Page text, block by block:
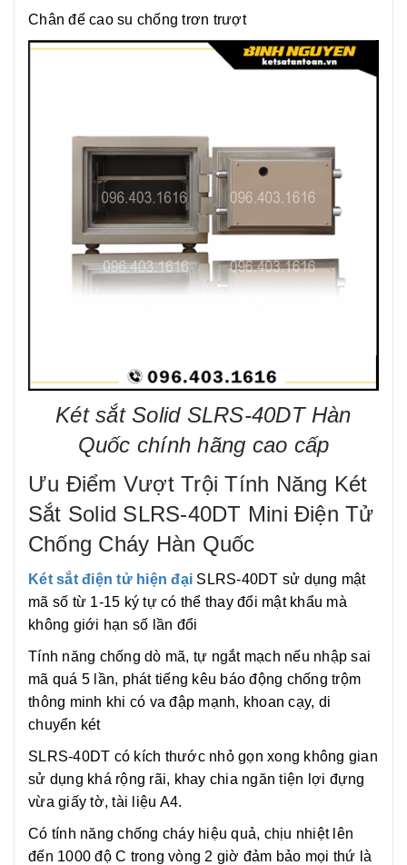
Chân đế cao su chống trơn trượt
Két sắt Solid SLRS-40DT Hàn
Quốc chính hãng cao cấp
Ưu Điểm Vượt Trội Tính Năng Két
Sắt Solid SLRS-40DT Mini Điện Tử
Chống Cháy Hàn Quốc
Két sắt điện tử hiện đại SLRS-40DT sử dụng mật
mã số từ 1-15 ký tự có thể thay đổi mật khẩu mà
không giới hạn số lần đổi
Tính năng chống dò mã, tự ngắt mạch nếu nhập sai
mã quá 5 lần, phát tiếng kêu báo động chống trộm
thông minh khi có va đập mạnh, khoan cạy, di
chuyển két
SLRS-40DT có kích thước nhỏ gọn xong không gian
sử dụng khá rộng rãi, khay chia ngăn tiện lợi đựng
vừa giấy tờ, tài liệu A4.
Có tính năng chống cháy hiệu quả, chịu nhiệt lên
đến 1000 độ C trong vòng 2 giờ đảm bảo mọi thứ là